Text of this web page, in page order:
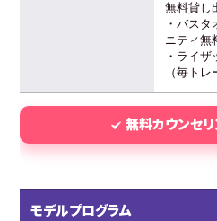
無料貸し
・バス
ニティ無
・ライ
（毎トレ
無料カウンセ
モデルプログラム